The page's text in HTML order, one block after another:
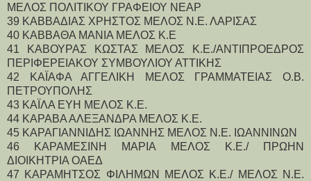
ΜΕΛΟΣ ΠΟΛΙΤΙΚΟΥ ΓΡΑΦΕΙΟΥ ΝΕΑΡ
39 ΚΑΒΒΑΔΙΑΣ ΧΡΗΣΤΟΣ ΜΕΛΟΣ Ν.Ε. ΛΑΡΙΣΑΣ
40 ΚΑΒΒΑΘΑ ΜΑΝΙΑ ΜΕΛΟΣ Κ.Ε
41 ΚΑΒΟΥΡΑΣ ΚΩΣΤΑΣ ΜΕΛΟΣ Κ.Ε./ΑΝΤΙΠΡΟΕΔΡΟΣ
ΠΕΡΙΦΕΡΕΙΑΚΟΥ ΣΥΜΒΟΥΛΙΟΥ ΑΤΤΙΚΗΣ
42 ΚΑΪΑΦΑ ΑΓΓΕΛΙΚΗ ΜΕΛΟΣ ΓΡΑΜΜΑΤΕΙΑΣ Ο.Β.
ΠΕΤΡΟΥΠΟΛΗΣ
43 ΚΑΪΛΑ ΕΥΗ ΜΕΛΟΣ Κ.Ε.
44 ΚΑΡΑΒΑ ΑΛΕΞΑΝΔΡΑ ΜΕΛΟΣ Κ.Ε.
45 ΚΑΡΑΓΙΑΝΝΙΔΗΣ ΙΩΑΝΝΗΣ ΜΕΛΟΣ Ν.Ε. ΙΩΑΝΝΙΝΩΝ
46 ΚΑΡΑΜΕΣΙΝΗ ΜΑΡΙΑ ΜΕΛΟΣ Κ.Ε./ ΠΡΩΗΝ
ΔΙΟΙΚΗΤΡΙΑ ΟΑΕΔ
47 ΚΑΡΑΜΗΤΣΟΣ ΦΙΛΗΜΩΝ ΜΕΛΟΣ Κ.Ε./ ΜΕΛΟΣ Ν.Ε.